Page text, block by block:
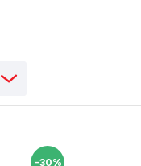
CirculadorLimpador a Vapor
Acessórios
-30%